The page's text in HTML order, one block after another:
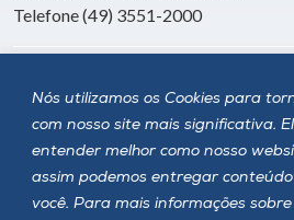
Nós utilizamos os Cookies para
com nosso site mais significativa.
entender melhor como nosso
assim podemos entregar
você. Para mais informações
Telefone (49) 3551-2000
Siga a Unoesc